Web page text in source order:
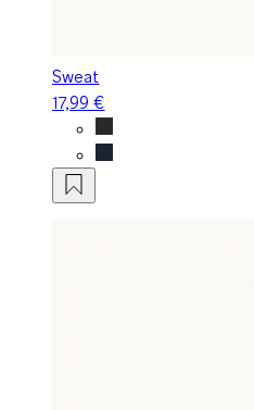
Sweat
17,99 €